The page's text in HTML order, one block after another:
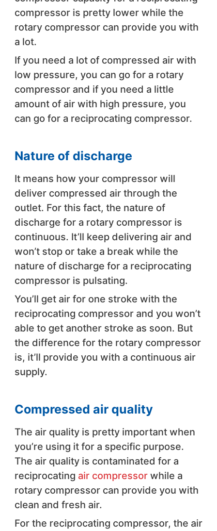
compressor is pretty lower while the
rotary compressor can provide you with
a lot.
If you need a lot of compressed air with
low pressure, you can go for a rotary
compressor and if you need a little
amount of air with high pressure, you
can go for a reciprocating compressor.
Nature of discharge
It means how your compressor will
deliver compressed air through the
outlet. For this fact, the nature of
discharge for a rotary compressor is
continuous. It’ll keep delivering air and
won’t stop or take a break while the
nature of discharge for a reciprocating
compressor is pulsating.
You’ll get air for one stroke with the
reciprocating compressor and you won’t
able to get another stroke as soon. But
the difference for the rotary compressor
is, it’ll provide you with a continuous air
supply.
Compressed air quality
The air quality is pretty important when
you’re using it for a specific purpose.
The air quality is contaminated for a
reciprocating air compressor while a
rotary compressor can provide you with
clean and fresh air.
For the reciprocating compressor, the air